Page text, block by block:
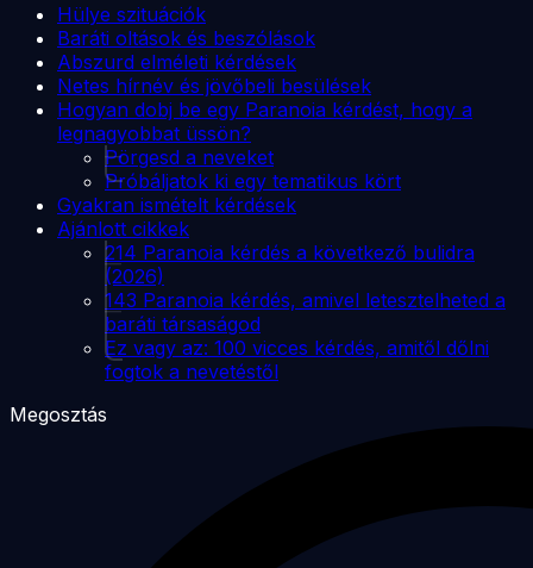
Hülye szituációk
Baráti oltások és beszólások
Abszurd elméleti kérdések
Netes hírnév és jövőbeli besülések
Hogyan dobj be egy Paranoia kérdést, hogy a
legnagyobbat üssön?
Pörgesd a neveket
Próbáljatok ki egy tematikus kört
Gyakran ismételt kérdések
Ajánlott cikkek
214 Paranoia kérdés a következő bulidra
(2026)
143 Paranoia kérdés, amivel letesztelheted a
baráti társaságod
Ez vagy az: 100 vicces kérdés, amitől dőlni
fogtok a nevetéstől
Megosztás